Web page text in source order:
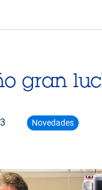
gran
Novedades